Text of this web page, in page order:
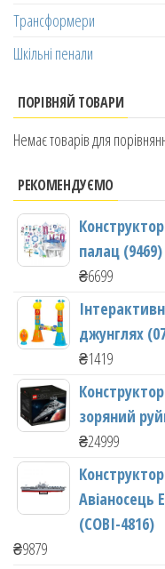
Трансформери
Шкільні пенали
ПОРІВНЯЙ ТОВАРИ
Немає товарів для
РЕКОМЕНДУЄМО
палац (9469)
₴6699
джунглях
₴1419
зоряний
₴24999
Авіаносець
(COBI-4816)
₴9879